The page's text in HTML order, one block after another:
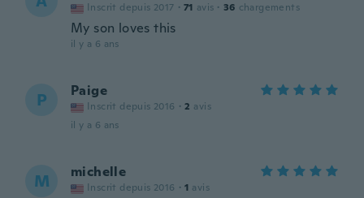
Inscrit depuis 2017 · 71 avis · 36 chargements
My son loves this
il y a 6 ans
P Paige
Inscrit depuis 2016 · 2 avis
il y a 6 ans
M michelle
Inscrit depuis 2016 · 1 avis